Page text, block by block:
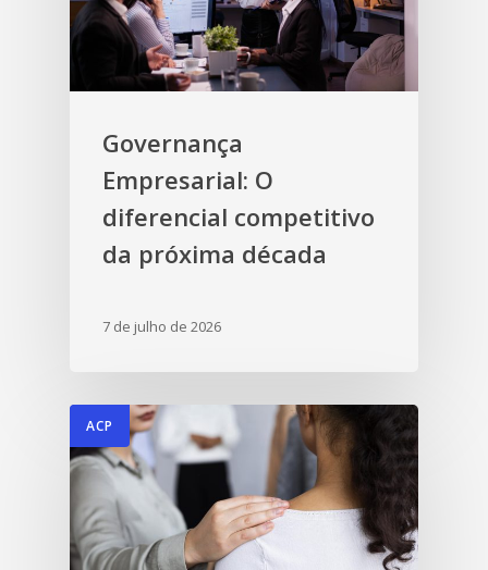
Governança
Empresarial: O
diferencial competitivo
da próxima década
7 de julho de 2026
ACP